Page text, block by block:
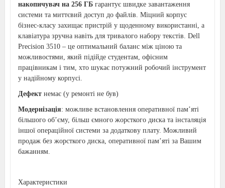
накопичувач на 256 ГБ гарантує швидке завантаження
системи та миттєвий доступ до файлів. Міцний корпус
бізнес-класу захищає пристрій у щоденному використанні, а
клавіатура зручна навіть для тривалого набору текстів. Dell
Precision 3510 – це оптимальний баланс між ціною та
можливостями, який підійде студентам, офісним
працівникам і тим, хто шукає потужний робочий інструмент
у надійному корпусі.
Дефект немає (у ремонті не був)
Модернізація: можливе встановлення оперативної пам’яті
більшого об’єму, більш ємного жорсткого диска та інсталяція
іншої операційної системи за додаткову плату. Можливий
продаж без жорсткого диска, оперативної пам’яті за Вашим
бажанням.
Характеристики